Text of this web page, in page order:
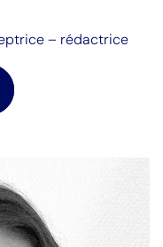
– rédactrice